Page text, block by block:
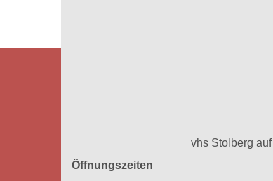
vhs Stolberg
Öffnungszeiten